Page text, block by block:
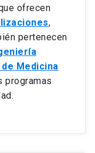
ofrecen
,
pertenecen
de Medicina
programas